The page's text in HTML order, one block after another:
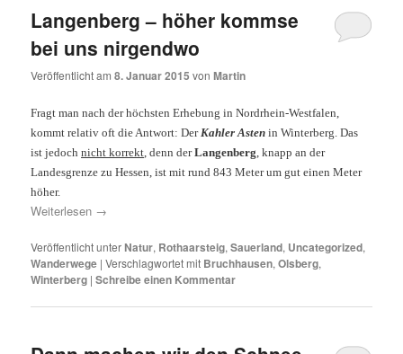
Langenberg – höher kommse
bei uns nirgendwo
Veröffentlicht am8. Januar 2015 vonMartin
Fragt man nach der höchsten Erhebung in Nordrhein-Westfalen,
kommt relativ oft die Antwort: DerKahler Asten in Winterberg. Das
ist jedochnicht korrekt, denn derLangenberg, knapp an der
Landesgrenze zu Hessen, ist mit rund 843 Meter um gut einen Meter
höher.
Weiterlesen →
Veröffentlicht unter Natur, Rothaarsteig,Sauerland, Uncategorized,
Wanderwege |Verschlagwortet mit Bruchhausen,Olsberg,
Winterberg |Schreibe einen Kommentar